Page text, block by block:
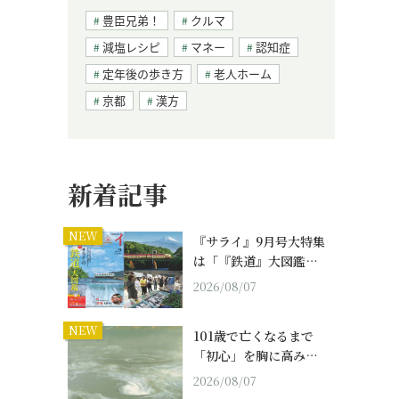
豊臣兄弟！
クルマ
減塩レシピ
マネー
認知症
定年後の歩き方
老人ホーム
京都
漢方
新着記事
NEW
『サライ』9月号大特集
は「『鉄道』大図鑑…
2026/08/07
NEW
101歳で亡くなるまで
「初心」を胸に高み…
2026/08/07